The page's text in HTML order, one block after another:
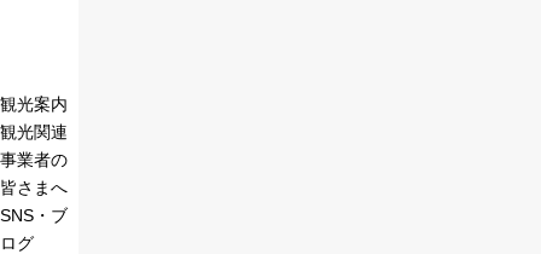
観光案内
観光関連
事業者の
皆さまへ
SNS・ブ
ログ